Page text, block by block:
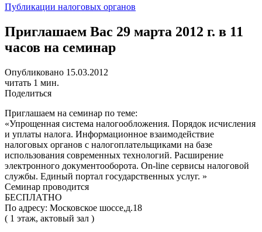
Публикации налоговых органов
Приглашаем Вас 29 марта 2012 г. в 11
часов на семинар
Опубликовано 15.03.2012
читать 1 мин.
Поделиться
Приглашаем на семинар по теме:
«Упрощенная система налогообложения. Порядок исчисления
и уплаты налога. Информационное взаимодействие
налоговых органов с налогоплательщиками на базе
использования современных технологий. Расширение
электронного документооборота. On-line сервисы налоговой
службы. Единый портал государственных услуг. »
Семинар проводится
БЕСПЛАТНО
По адресу: Московское шоссе,д.18
( 1 этаж, актовый зал )